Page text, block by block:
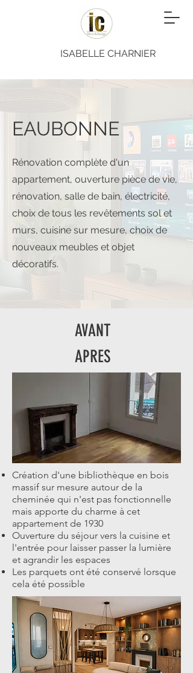
ISABELLE CHARNIER
EAUBONNE
Rénovation complète d'un
appartement, ouverture pièce de vie,
rénovation, salle de bain, électricité,
choix de tous les revêtements sol et
murs, cuisine sur mesure, choix de
nouveaux meubles et objet
décoratifs.
AVANT
APRES
Création d'une bibliothèque en bois
massif sur mesure autour de la
cheminée qui n'est pas fonctionnelle
mais apporte du charme à cet
appartement de 1930
Ouverture du séjour vers la cuisine et
l'entrée pour laisser passer la lumière
et agrandir les espaces
Les parquets ont été conservé lorsque
cela été possible